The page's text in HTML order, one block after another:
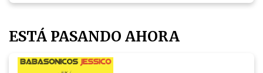
ESTÁ PASANDO AHORA